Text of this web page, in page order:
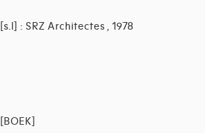
[s.l] : SRZ Architectes , 1978
[BOEK]